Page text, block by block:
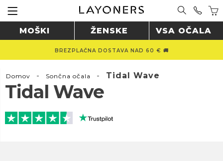
MOŠKI ŽENSKE VSA OČALA
BREZPLAČNA DOSTAVA NAD 60 € 🚚
Domov - Sončna očala - Tidal Wave
Tidal Wave